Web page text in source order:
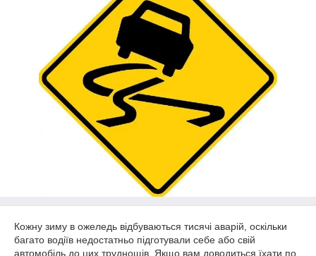
Кожну зиму в ожеледь відбуваються тисячі аварій, оскільки
багато водіїв недостатньо підготували себе або свій
автомобіль до цих труднощів. Якщо вам доводиться їхати по